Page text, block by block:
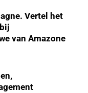
Vertel het
van Amazone